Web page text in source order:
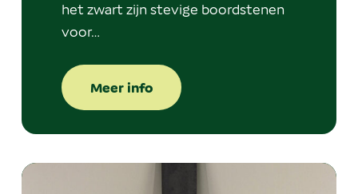
het zwart zijn stevige boordstenen
voor…
Meer info